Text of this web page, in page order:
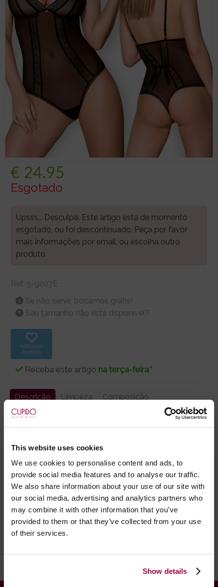
This website uses cookies
We use cookies to personalise content and ads, to
provide social media features and to analyse our traffic.
We also share information about your use of our site with
our social media, advertising and analytics partners who
may combine it with other information that you’ve
provided to them or that they’ve collected from your use
of their services.
Show details
€ 24.95
Esgotado
Upsss... Desculpe. Este artigo está de momento
esgotado, ou foi descontinuado. Peça por favor
mais informações por email, ou escolha outro
produto.
Ref: 5-9027E
Se não servir, trocamos grátis!
Seu tamanho não está disponível?
Adicionar
favorito
Receba este artigo na terça-feira*
Descrição Limpeza Composição
Body Margot produzida em tule e renda de padrão
Copas almofadadas, alças ajustáveis.
Marca:Obsessive
- *Entrega em 24 horas para pedidos antes das 16:00 h.
Após as 16:00 h, a sua encomenda será entregue em 48
Possibilidade de atraso em épocas festivas.